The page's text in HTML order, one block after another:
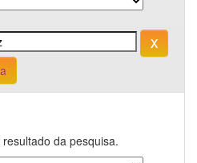
da pesquisa.